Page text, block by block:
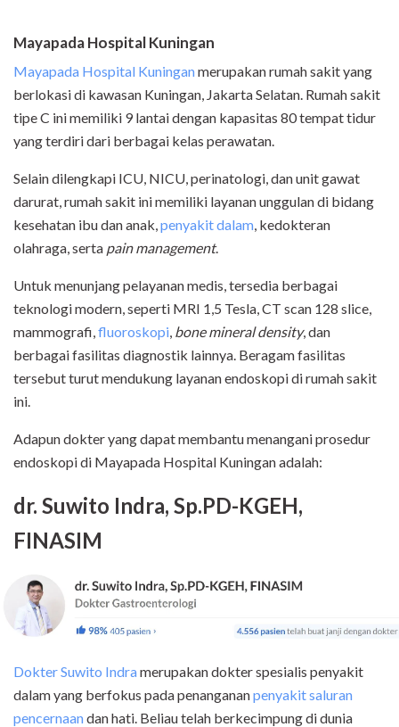
Mayapada Hospital Kuningan
Mayapada Hospital Kuninganmerupakan rumah sakit yang
berlokasi di kawasan Kuningan, Jakarta Selatan. Rumah sakit
tipe C ini memiliki 9 lantai dengan kapasitas 80 tempat tidur
yang terdiri dari berbagai kelas perawatan.
Selain dilengkapi ICU, NICU, perinatologi, dan unit gawat
darurat, rumah sakit ini memiliki layanan unggulan di bidang
kesehatan ibu dan anak,penyakit dalam, kedokteran
olahraga, serta pain management.
Untuk menunjang pelayanan medis, tersedia berbagai
teknologi modern, seperti MRI 1,5 Tesla, CT scan 128 slice,
mammografi,fluoroskopi, bone mineral density, dan
berbagai fasilitas diagnostik lainnya. Beragam fasilitas
tersebut turut mendukung layanan endoskopi di rumah sakit
ini.
Adapun dokter yang dapat membantu menangani prosedur
endoskopi di Mayapada Hospital Kuningan adalah:
dr. Suwito Indra, Sp.PD-KGEH,
FINASIM
Dokter Suwito Indramerupakan dokter spesialis penyakit
dalam yang berfokus pada penangananpenyakit saluran
pencernaandan hati. Beliau telah berkecimpung di dunia